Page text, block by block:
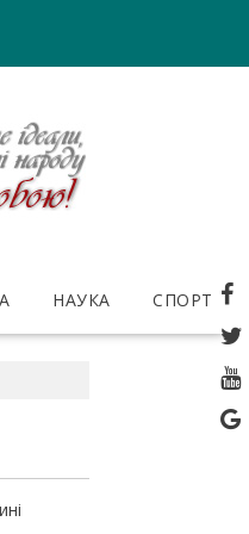
НАУКА СПОРТ